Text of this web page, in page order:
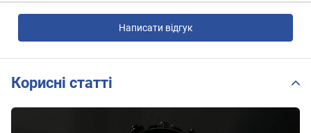
Написати відгук
Корисні статті